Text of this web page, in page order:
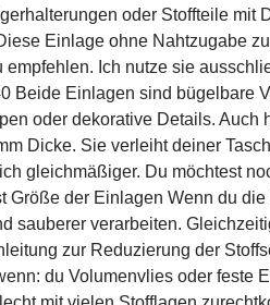
oder Stoffteile
Einlage ohne Nahtzugabe
Ich nutze sie
Beide Einlagen sind bügelbare
oder dekorative Details.
Dicke. Sie verleiht deiner
gleichmäßiger. Du möchtest
Größe der Einlagen Wenn du
sauberer verarbeiten.
zur Reduzierung der
du Volumenvlies oder